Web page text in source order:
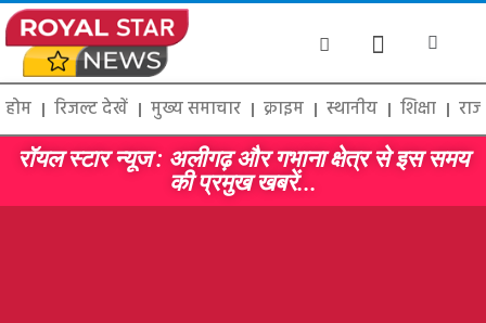
होम रिजल्ट देखें मुख्य समाचार क्राइम स्थानीय शिक्षा
रॉयल स्टार न्यूज : अलीगढ़ और गभाना क्षेत्र से इस समय
की प्रमुख खबरें...